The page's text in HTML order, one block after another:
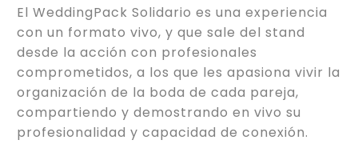
El WeddingPack Solidario es una experiencia
con un formato vivo, y que sale del stand
desde la acción con profesionales
comprometidos, a los que les apasiona vivir la
organización de la boda de cada pareja,
compartiendo y demostrando en vivo su
profesionalidad y capacidad de conexión.